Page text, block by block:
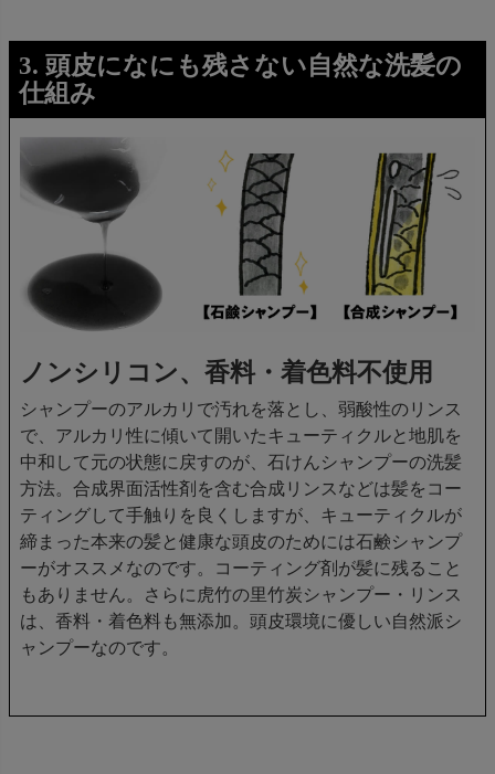
3. 頭皮になにも残さない自然な洗髪の
仕組み
ノンシリコン、香料・着色料不使用
シャンプーのアルカリで汚れを落とし、弱酸性のリンス
で、アルカリ性に傾いて開いたキューティクルと地肌を
中和して元の状態に戻すのが、石けんシャンプーの洗髪
方法。合成界面活性剤を含む合成リンスなどは髪をコー
ティングして手触りを良くしますが、キューティクルが
締まった本来の髪と健康な頭皮のためには石鹸シャンプ
ーがオススメなのです。コーティング剤が髪に残ること
もありません。さらに虎竹の里竹炭シャンプー・リンス
は、香料・着色料も無添加。頭皮環境に優しい自然派シ
ャンプーなのです。